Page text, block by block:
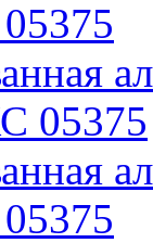
05375